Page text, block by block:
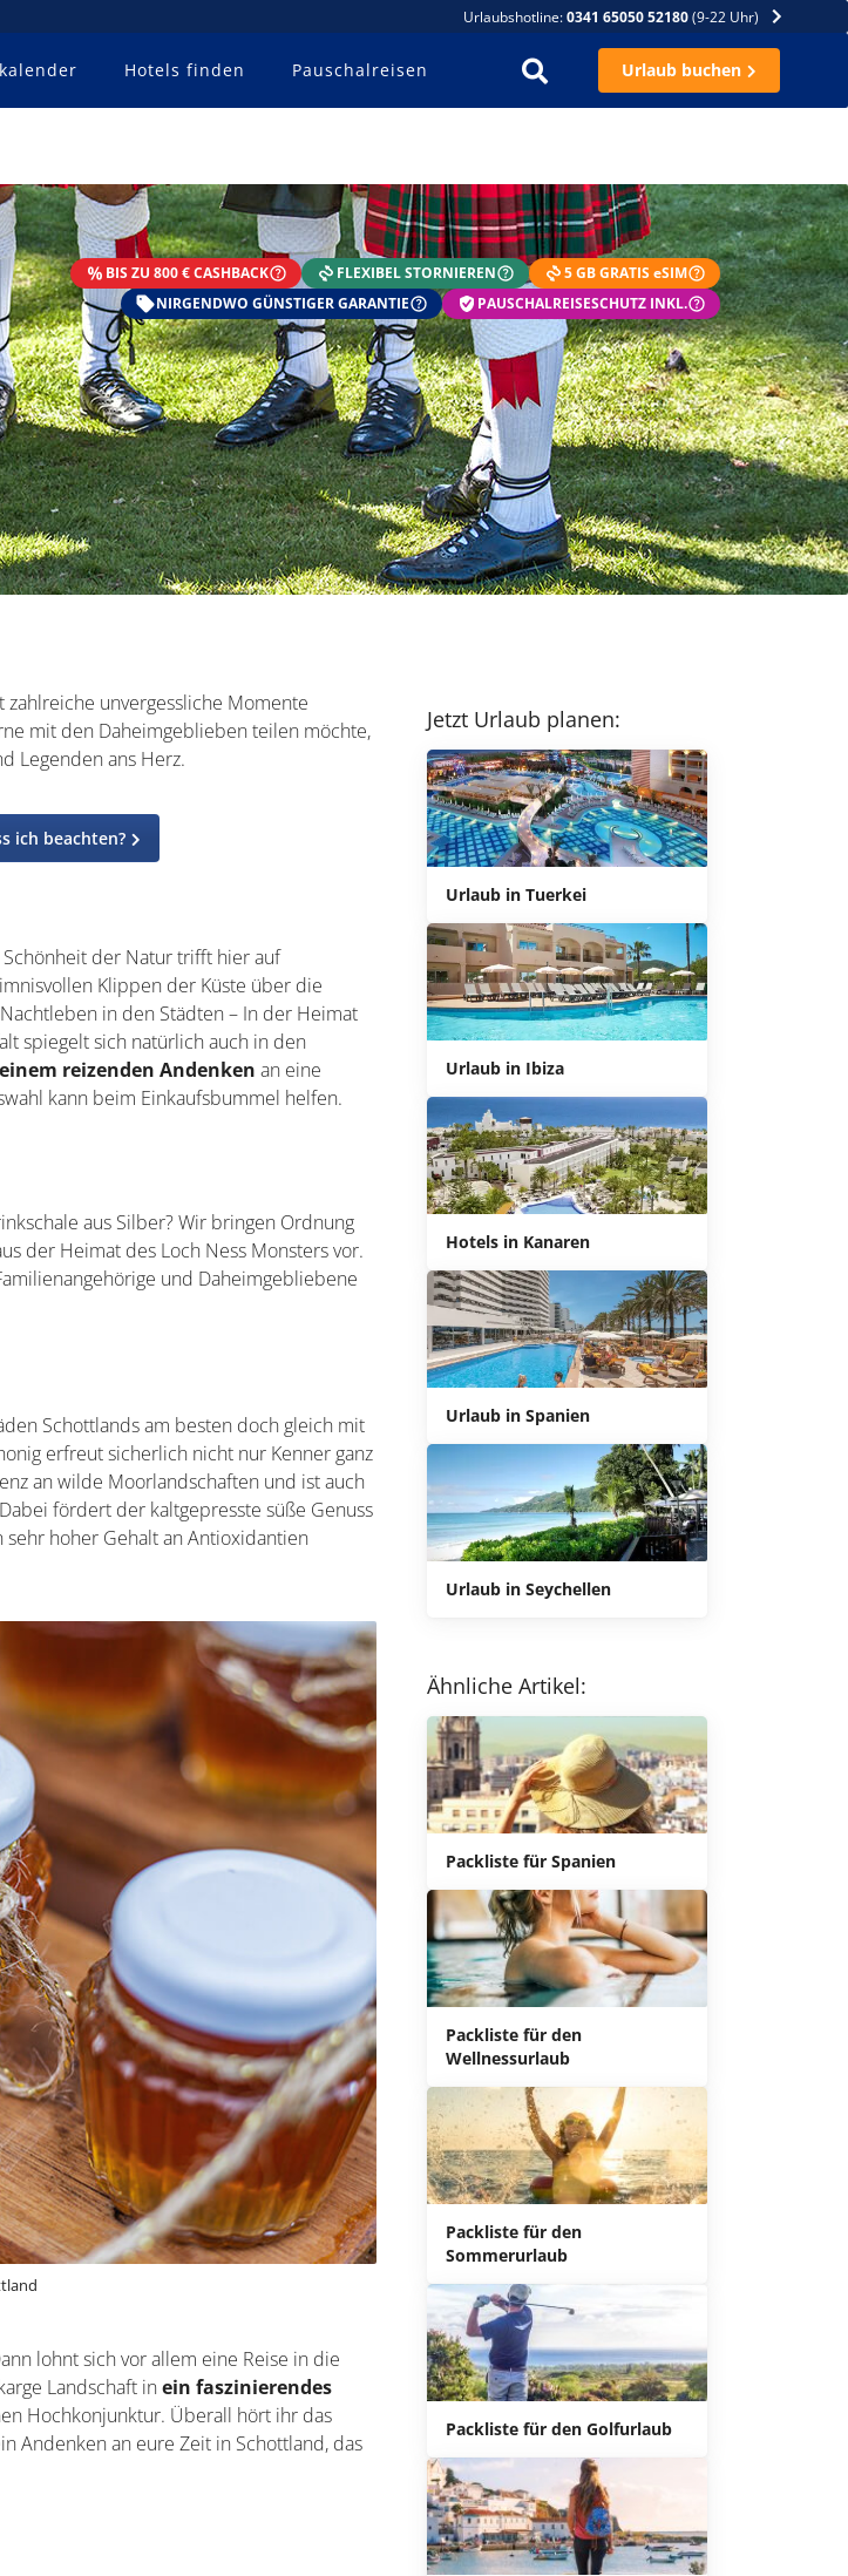
Urlaubshotline:0341 65050 52180(9-22 Uhr)
Hotels finden Pauschalreisen Urlaub buchen
BIS ZU 800 € CASHBACK FLEXIBEL STORNIEREN
5 GB GRATIS eSIM
NIRGENDWO GÜNSTIGER GARANTIE
PAUSCHALREISESCHUTZ INKL.
unvergessliche Momente
mit den Daheimgeblieben teilen möchte,
Legenden ans Herz.
ich beachten?
der Natur trifft hier auf
Klippen der Küste über die
in den Städten – In der Heimat
spiegelt sich natürlich auch in den
einem reizenden Andenken an eine
kann beim Einkaufsbummel helfen.
aus Silber? Wir bringen Ordnung
der Heimat des Loch Ness Monsters vor.
und Daheimgebliebene
Schottlands am besten doch gleich mit
erfreut sicherlich nicht nur Kenner ganz
an wilde Moorlandschaften und ist auch
fördert der kaltgepresste süße Genuss
hoher Gehalt an Antioxidantien
lohnt sich vor allem eine Reise in die
Landschaft inein faszinierendes
Hochkonjunktur. Überall hört ihr das
Andenken an eure Zeit in Schottland, das
Jetzt Urlaub planen:
Urlaub in Tuerkei
Urlaub in Ibiza
Hotels in Kanaren
Urlaub in Spanien
Urlaub in Seychellen
Ähnliche Artikel:
Packliste für Spanien
Packliste für den
Wellnessurlaub
Packliste für den
Sommerurlaub
Packliste für den Golfurlaub